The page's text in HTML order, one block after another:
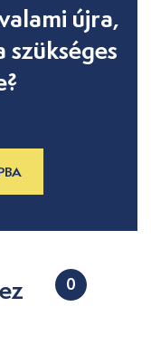
újra,
szükséges
0